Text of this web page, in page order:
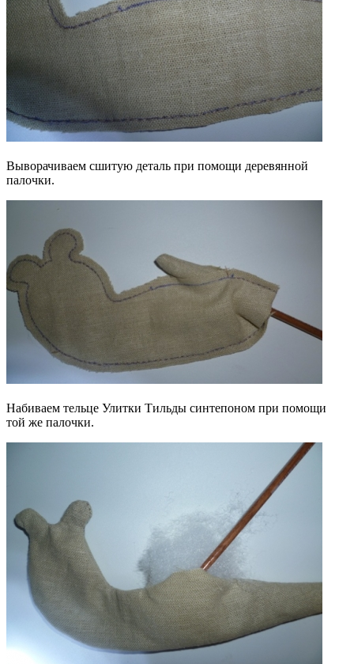
Выворачиваем сшитую деталь при помощи деревянной
палочки.
Набиваем тельце Улитки Тильды синтепоном при помощи
той же палочки.